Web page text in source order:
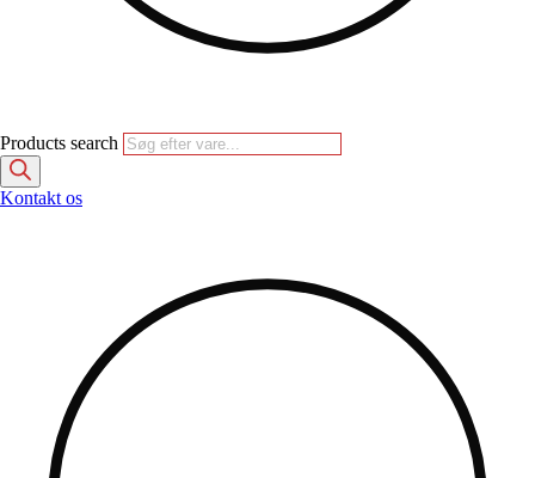
Products search
Kontakt os